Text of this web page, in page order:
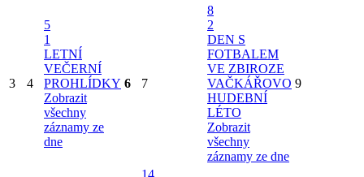
3 4
5
1
LETNÍ
VEČERNÍ
PROHLÍDKY
Zobrazit
všechny
záznamy ze
dne
6 7
8
2
DEN S
FOTBALEM
VE ZBIROZE
VAČKÁŘOVO
HUDEBNÍ
LÉTO
Zobrazit
všechny
záznamy ze dne
9
14